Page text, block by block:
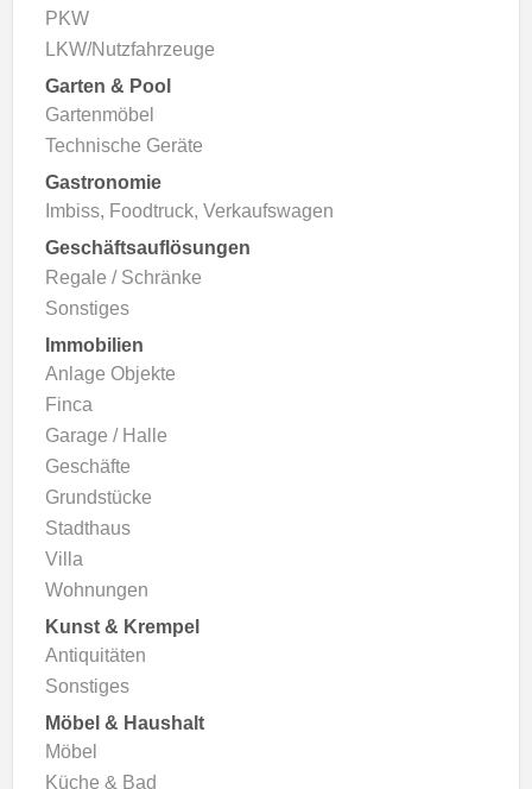
PKW
LKW/Nutzfahrzeuge
Garten & Pool
Gartenmöbel
Technische Geräte
Gastronomie
Imbiss, Foodtruck, Verkaufswagen
Geschäftsauflösungen
Regale / Schränke
Sonstiges
Immobilien
Anlage Objekte
Finca
Garage / Halle
Geschäfte
Grundstücke
Stadthaus
Villa
Wohnungen
Kunst & Krempel
Antiquitäten
Sonstiges
Möbel & Haushalt
Möbel
Küche & Bad